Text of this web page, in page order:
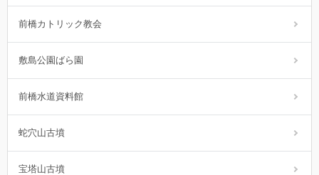
前橋カトリック教会
敷島公園ばら園
前橋水道資料館
蛇穴山古墳
宝塔山古墳